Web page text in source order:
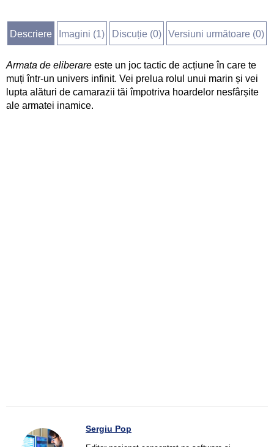
Descriere Imagini (1) Discuție (0) Versiuni următoare (0)
Armata de eliberare este un joc tactic de acțiune în care te
muți într-un univers infinit. Vei prelua rolul unui marin și vei
lupta alături de camarazii tăi împotriva hoardelor nesfârșite
ale armatei inamice.
Sergiu Pop